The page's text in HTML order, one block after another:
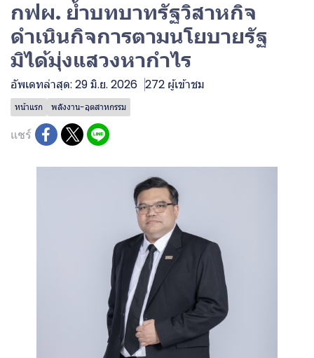
กฟผ. ย้ำบทบาทรัฐวิสาหกิจ
ดำเนินกิจการตามนโยบายรัฐ
มิได้มุ่งแสวงหากำไร
อัพเดทล่าสุด: 29 มิ.ย. 2026 272 ผู้เข้าชม
หน้าแรก พลังงาน-อุตสาหกรรม
แชร์